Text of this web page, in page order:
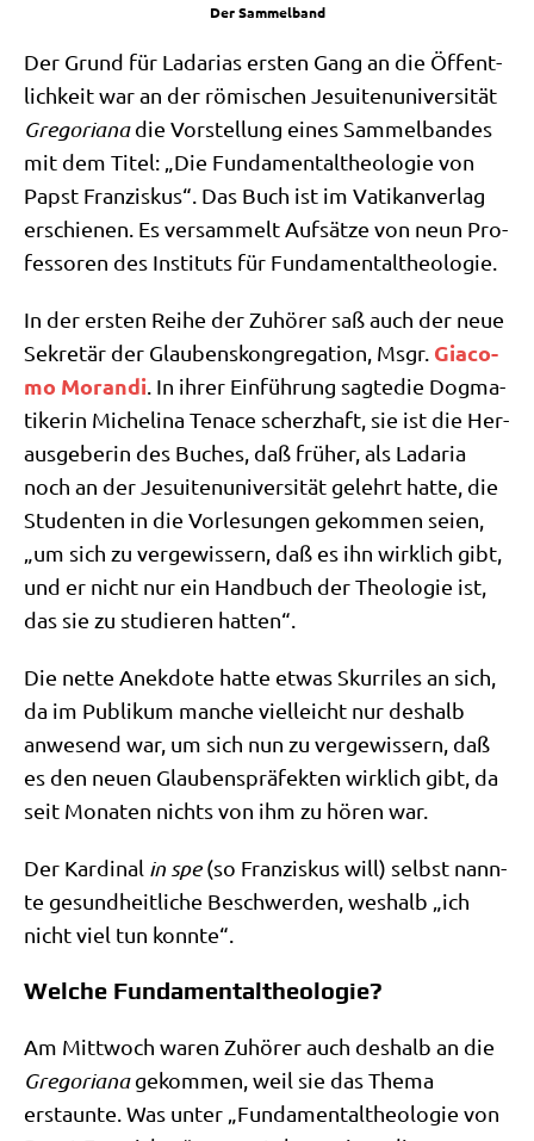
Der Sam­mel­band
Der Grund für Lada­ri­as ersten Gang an die Öffent­
lich­keit war an der römi­schen Jesui­ten­uni­ver­si­tät
Gre­go­ria­nadie Vor­stel­lung eines Sam­mel­ban­des
mit dem Titel: „Die Fun­da­men­tal­theo­lo­gie von
Papst Fran­zis­kus“. Das Buch ist im Vati­kan­ver­lag
erschie­nen. Es ver­sam­melt Auf­sät­ze von neun Pro­
fes­so­ren des Insti­tuts für Fundamentaltheologie.
In der ersten Rei­he der Zuhö­rer saß auch der neue
Sekre­tär der Glau­bens­kon­gre­ga­ti­on, Msgr. Gia­co­
mo Moran­di . In ihrer Ein­füh­rung sag­te­die Dog­ma­
ti­ke­rin Miche­li­na Ten­ace scherz­haft, sie ist die Her­
aus­ge­be­rin des Buches, daß frü­her, als Lada­ria
noch an der Jesui­ten­uni­ver­si­tät gelehrt hat­te, die
Stu­den­ten in die Vor­le­sun­gen gekom­men sei­en,
„um sich zu ver­ge­wis­sern, daß es ihn wirk­lich gibt,
und er nicht nur ein Hand­buch der Theo­lo­gie ist,
das sie zu stu­die­ren hatten“.
Die net­te Anek­do­te hat­te etwas Skur­ri­les an sich,
da im Publi­kum man­che viel­leicht nur des­halb
anwe­send war, um sich nun zu ver­ge­wis­sern, daß
es den neu­en Glau­bens­prä­fek­ten wirk­lich gibt, da
seit Mona­ten nichts von ihm zu hören war.
Der Kar­di­nal in spe(so Fran­zis­kus will) selbst nann­
te gesund­heit­li­che Beschwer­den, wes­halb „ich
nicht viel tun konnte“.
Welche Fundamentaltheologie?
Am Mitt­woch waren Zuhö­rer auch des­halb an die
Gre­go­ria­nagekom­men, weil sie das The­ma
erstaun­te. Was unter „Fun­da­men­tal­theo­lo­gie von